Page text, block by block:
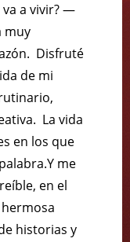
va a vivir? —
muy
Disfruté
de mi
La vida
en los que
me
en el
historias y